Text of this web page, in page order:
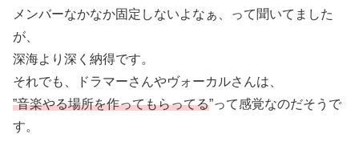
メンバーなかなか固定しないよなぁ、って聞いてました
が、
深海より深く納得です。
それでも、ドラマーさんやヴォーカルさんは、
”音楽やる場所を作ってもらってる”って感覚なのだそうで
す。